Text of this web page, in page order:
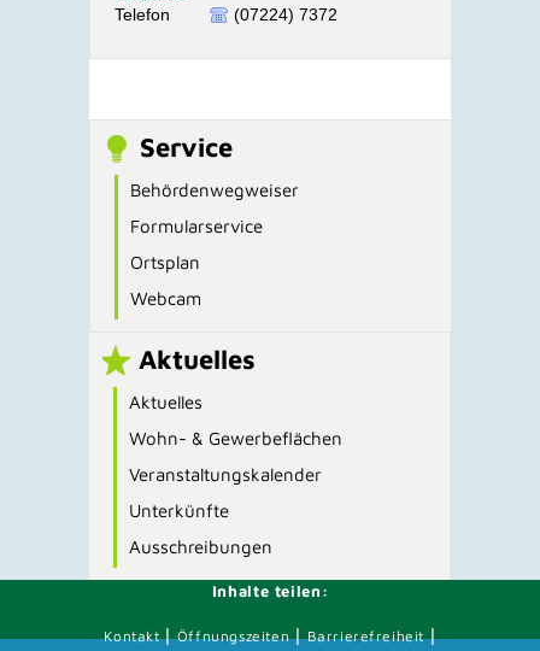
Telefon
(07224) 7372
Service
Behördenwegweiser
Formularservice
Ortsplan
Webcam
Aktuelles
Aktuelles
Wohn- & Gewerbeflächen
Veranstaltungskalender
Unterkünfte
Ausschreibungen
Inhalte teilen:
Kontakt|Öffnungszeiten|Barrierefreiheit|